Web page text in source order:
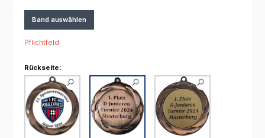
Band auswählen
Pflichtfeld
Rückseite: